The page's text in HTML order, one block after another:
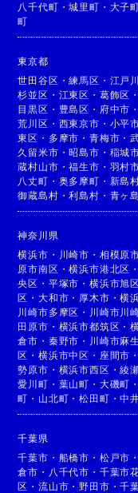
八千代町 ・城里町 ・ 大子
町
東京都
世田谷区 ・練馬区 ・ 江戸
杉並区 ・ 江東区 ・ 葛飾区
目黒区 ・ 豊島区 ・ 府中市
荒川区 ・ 西東京市 ・ 小平
東区 ・ 多摩市 ・青梅市 ・
久留米市 ・昭島市 ・ 稲城
蔵村山市 ・福生市 ・ 羽村
八丈町 ・ 奥多摩町 ・ 新島
御蔵島村 ・利島村 ・ 青ヶ
神奈川県
横浜市 ・ 川崎市 ・ 相模原
原市南区 ・横浜市港北区
央区 ・ 平塚市 ・横浜市旭
区 ・大和市 ・ 厚木市 ・横
川崎市多摩区 ・ 川崎市川
田原市 ・ 横浜市都筑区 ・
倉市 ・ 秦野市 ・ 川崎市麻
区 ・横浜市中区 ・ 座間市
勢原市 ・ 横浜市西区 ・綾
愛川町 ・ 葉山町 ・ 大磯町
町 ・ 山北町 ・松田町 ・中
千葉県
千葉市 ・ 船橋市 ・ 松戸市
倉市 ・ 八千代市 ・ 千葉市
区 ・流山市 ・野田市 ・千